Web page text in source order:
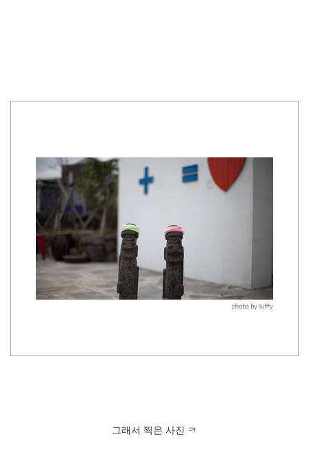
그래서 찍은 사진 ㅋ